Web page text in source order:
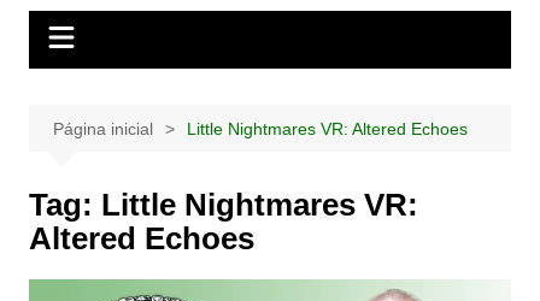
Página inicial Little Nightmares VR: Altered Echoes
Tag: Little Nightmares VR:
Altered Echoes